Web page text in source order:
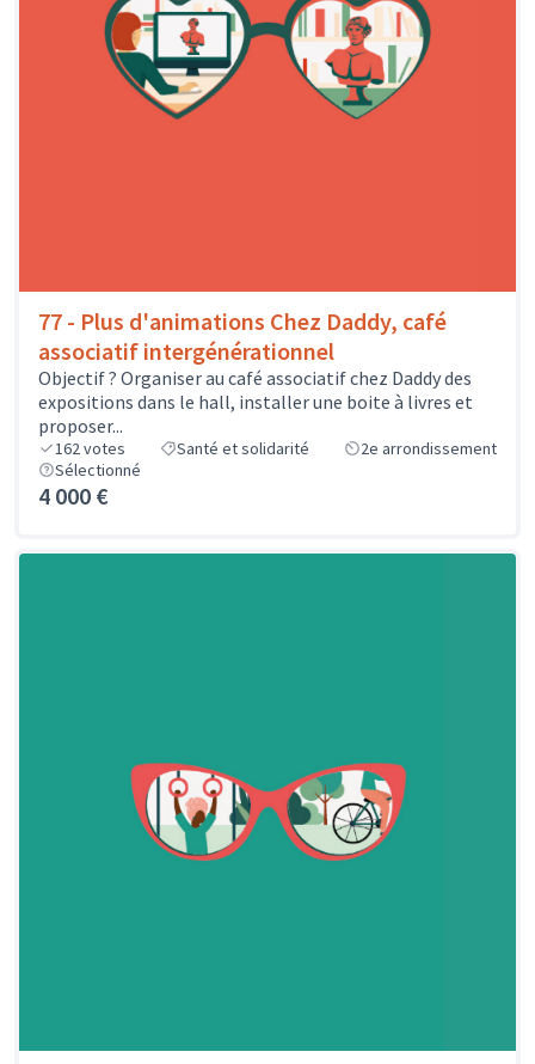
77 - Plus d'animations Chez Daddy, café
associatif intergénérationnel
Objectif ? Organiser au café associatif chez Daddy des
expositions dans le hall, installer une boite à livres et
proposer...
162votes Santé et solidarité
2e arrondissement
Sélectionné
4 000 €